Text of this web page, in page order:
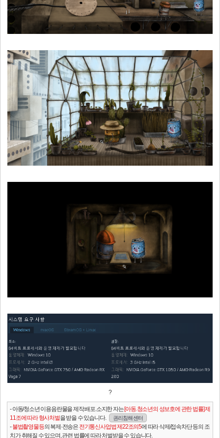
?
- 아동/청소년 이용음란물을 제작.배포.소지한 자는[아동.청소년의 성보호에 관한 법률] 제
11조에 따라 형사처벌을 받을 수 있습니다. 권리침해 센터
-불법촬영물등의 복제·전송은 전기통신사업법 제22조의5에 따라 삭제/접속차단 등의 조
치가 취해질 수 있으며, 관련 법률에 따라 처벌받을 수 있습니다.